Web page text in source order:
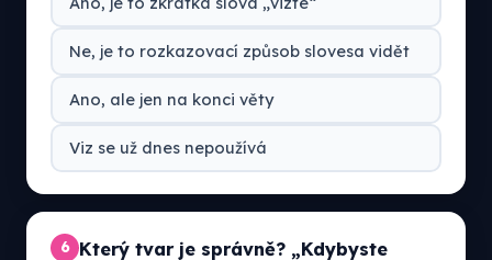
Ne, je to rozkazovací způsob slovesa vidět
Ano, ale jen na konci věty
Viz se už dnes nepoužívá
6 Který tvar je správně? „Kdybyste